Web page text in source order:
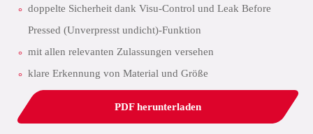
doppelte Sicherheit dank Visu-Control und Leak Before
Pressed (Unverpresst undicht)-Funktion
mit allen relevanten Zulassungen versehen
klare Erkennung von Material und Größe
PDF herunterladen